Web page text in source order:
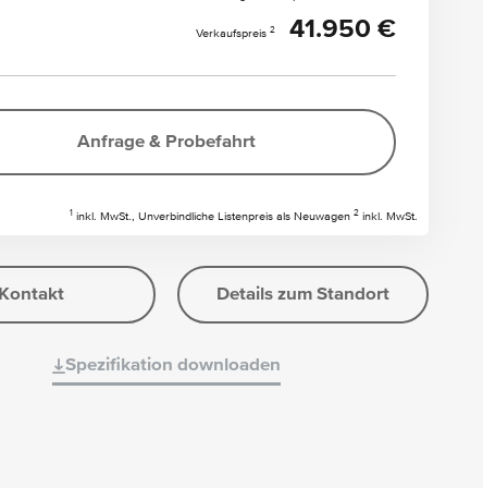
Verkaufspreis 2 41.950 €
Anfrage & Probefahrt
1 inkl. MwSt., Unverbindliche Listenpreis als Neuwagen 2 inkl. MwSt.
Kontakt Details zum Standort
Spezifikation downloaden